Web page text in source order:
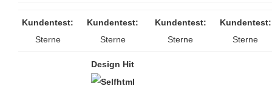
Kundentest:
Sterne
Kundentest:
Sterne
Kundentest:
Sterne
Kundentest:
Sterne
Design Hit